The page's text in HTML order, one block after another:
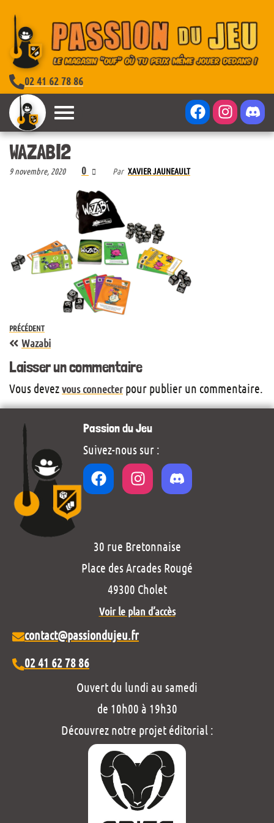
02 41 62 78 86
WAZABI2
9 novembre, 2020 0 Par XAVIER JAUNEAULT
PRÉCÉDENT
Wazabi
Laisser un commentaire
Vous devezvous connecterpour publier un commentaire.
Passion du Jeu
Suivez-nous sur :
30 rue Bretonnaise
Place des Arcades Rougé
49300 Cholet
Voir le plan d’accès
contact@passiondujeu.fr
02 41 62 78 86
Ouvert du lundi au samedi
de 10h00 à 19h30
Découvrez notre projet éditorial :